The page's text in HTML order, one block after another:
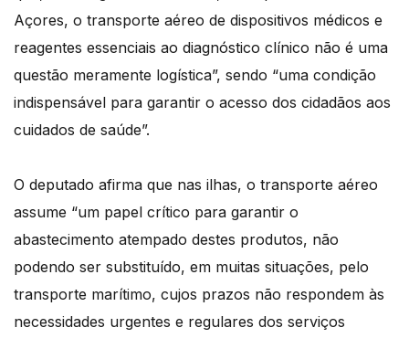
Açores, o transporte aéreo de dispositivos médicos e
reagentes essenciais ao diagnóstico clínico não é uma
questão meramente logística”, sendo “uma condição
indispensável para garantir o acesso dos cidadãos aos
cuidados de saúde”.
O deputado afirma que nas ilhas, o transporte aéreo
assume “um papel crítico para garantir o
abastecimento atempado destes produtos, não
podendo ser substituído, em muitas situações, pelo
transporte marítimo, cujos prazos não respondem às
necessidades urgentes e regulares dos serviços